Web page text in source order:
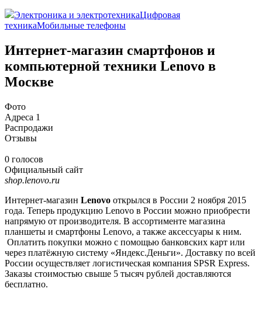
Электроника и электротехникаЦифровая
техникаМобильные телефоны
Интернет-магазин смартфонов и
компьютерной техники Lenovo в
Москве
Фото
Адреса 1
Распродажи
Отзывы
0 голосов
Официальный сайт
shop.lenovo.ru
Интернет-магазин Lenovo открылся в России 2 ноября 2015
года. Теперь продукцию Lenovo в России можно приобрести
напрямую от производителя. В ассортименте магазина
планшеты и смартфоны Lenovo, а также аксессуары к ним.
Оплатить покупки можно с помощью банковских карт или
через платёжную систему «Яндекс.Деньги». Доставку по всей
России осуществляет логистическая компания SPSR Express.
Заказы стоимостью свыше 5 тысяч рублей доставляются
бесплатно.